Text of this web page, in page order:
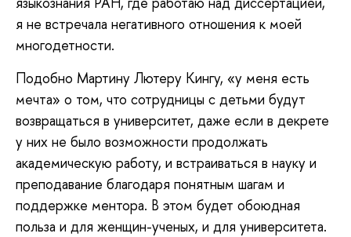
я не встречала негативного отношения к моей
многодетности.
Подобно Мартину Лютеру Кингу, «у меня есть
мечта» о том, что сотрудницы с детьми будут
возвращаться в университет, даже если в декрете
у них не было возможности продолжать
академическую работу, и встраиваться в науку и
преподавание благодаря понятным шагам и
поддержке ментора. В этом будет обоюдная
польза и для женщин-ученых, и для университета.